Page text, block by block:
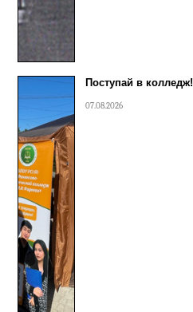
Поступай в колледж!
07.08.2026